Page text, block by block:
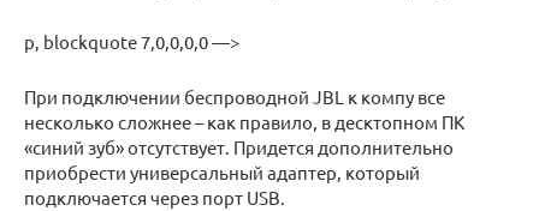
p, blockquote 7,0,0,0,0 —>
При подключении беспроводной JBL к компу все
несколько сложнее – как правило, в десктопном ПК
«синий зуб» отсутствует. Придется дополнительно
приобрести универсальный адаптер, который
подключается через порт USB.